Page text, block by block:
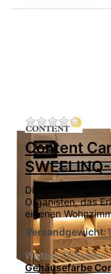
Zu
Content
Die Content
Organisten, das
eigenen
Versandgewicht:
Weitere Optionen:
Gehäusefarbe